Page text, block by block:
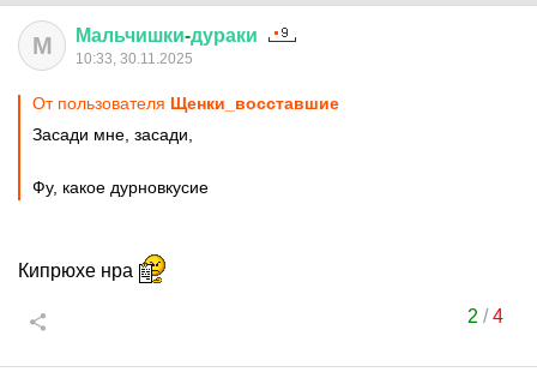
М Мальчишки-дураки
10:33, 30.11.2025
От пользователя Щенки_восставшие
Засади мне, засади,
Фу, какое дурновкусие
Кипрюхе нра
2 /4